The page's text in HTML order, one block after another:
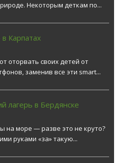
Некоторым деткам по...
Карпатах
оторвать своих детей от
заменив все эти smart...
лагерь в Бердянске
на море — разве это не круто?
руками «за» такую...